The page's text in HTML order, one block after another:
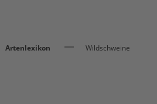
Artenlexikon Wildschweine